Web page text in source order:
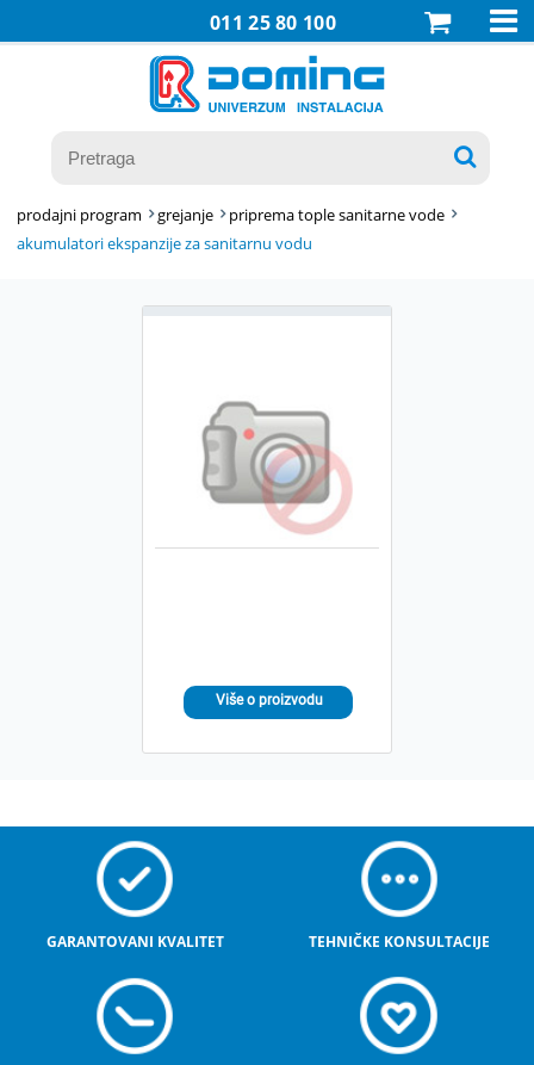
011 25 80 100


prodajni program grejanje
priprema tople sanitarne vode
akumulatori ekspanzije za sanitarnu vodu
GARANTOVANI KVALITET TEHNIČKE KONSULTACIJE